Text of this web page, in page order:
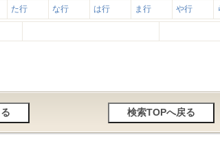
た行 な行 は行 ま行 や行